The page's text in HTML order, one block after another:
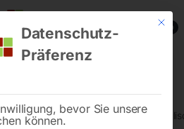
0
und Werkstattgeräte
Mit
Datenschutz-
Präferenz
bevor Sie unsere
können.